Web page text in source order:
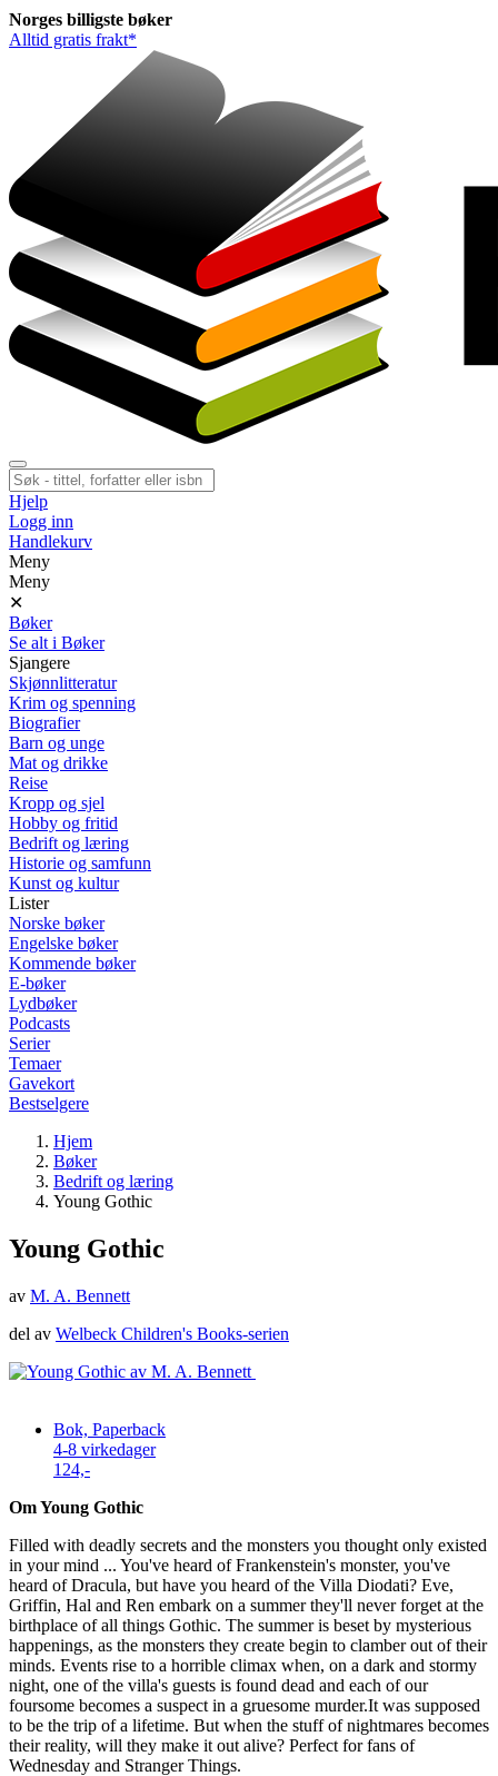
Norges billigste bøker
Alltid gratis frakt*
Hjelp
Logg inn
Handlekurv
Meny
Meny
✕
Bøker
Se alt i Bøker
Sjangere
Skjønnlitteratur
Krim og spenning
Biografier
Barn og unge
Mat og drikke
Reise
Kropp og sjel
Hobby og fritid
Bedrift og læring
Historie og samfunn
Kunst og kultur
Lister
Norske bøker
Engelske bøker
Kommende bøker
E-bøker
Lydbøker
Podcasts
Serier
Temaer
Gavekort
Bestselgere
Hjem
Bøker
Bedrift og læring
Young Gothic
Young Gothic
av M. A. Bennett
del av Welbeck Children's Books-serien
Bok, Paperback
4-8 virkedager
124,-
Om Young Gothic
Filled with deadly secrets and the monsters you thought only existed
in your mind ... You've heard of Frankenstein's monster, you've
heard of Dracula, but have you heard of the Villa Diodati? Eve,
Griffin, Hal and Ren embark on a summer they'll never forget at the
birthplace of all things Gothic. The summer is beset by mysterious
happenings, as the monsters they create begin to clamber out of their
minds. Events rise to a horrible climax when, on a dark and stormy
night, one of the villa's guests is found dead and each of our
foursome becomes a suspect in a gruesome murder.It was supposed
to be the trip of a lifetime. But when the stuff of nightmares becomes
their reality, will they make it out alive? Perfect for fans of
Wednesday and Stranger Things.